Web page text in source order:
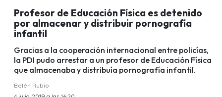
Profesor de Educación Física es detenido
por almacenar y distribuir pornografía
infantil
Gracias a la cooperación internacional entre policías,
la PDI pudo arrestar a un profesor de Educación Física
que almacenaba y distribuía pornografía infantil.
Belén Rubio